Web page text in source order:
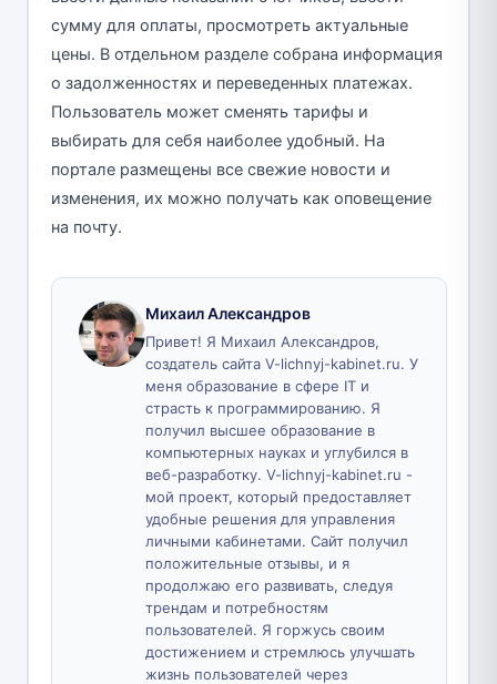
сумму для оплаты, просмотреть актуальные
цены. В отдельном разделе собрана информация
о задолженностях и переведенных платежах.
Пользователь может сменять тарифы и
выбирать для себя наиболее удобный. На
портале размещены все свежие новости и
изменения, их можно получать как оповещение
на почту.
Михаил Александров
Привет! Я Михаил Александров,
создатель сайта V-lichnyj-kabinet.ru. У
меня образование в сфере IT и
страсть к программированию. Я
получил высшее образование в
компьютерных науках и углубился в
веб-разработку. V-lichnyj-kabinet.ru -
мой проект, который предоставляет
удобные решения для управления
личными кабинетами. Сайт получил
положительные отзывы, и я
продолжаю его развивать, следуя
трендам и потребностям
пользователей. Я горжусь своим
достижением и стремлюсь улучшать
жизнь пользователей через